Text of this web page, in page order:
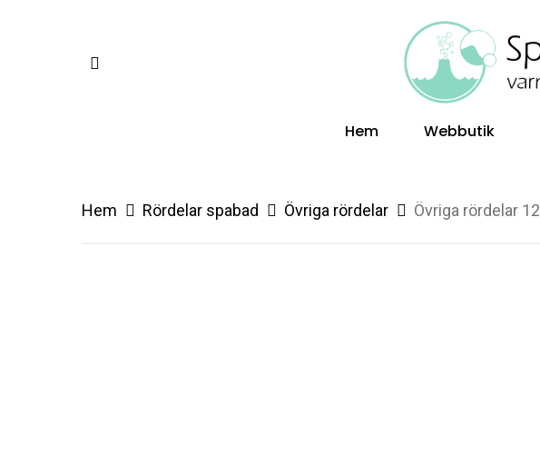
facebook
Hem Webbutik
Hem Rördelar spabad Övriga rördelar Övriga rördelar 12